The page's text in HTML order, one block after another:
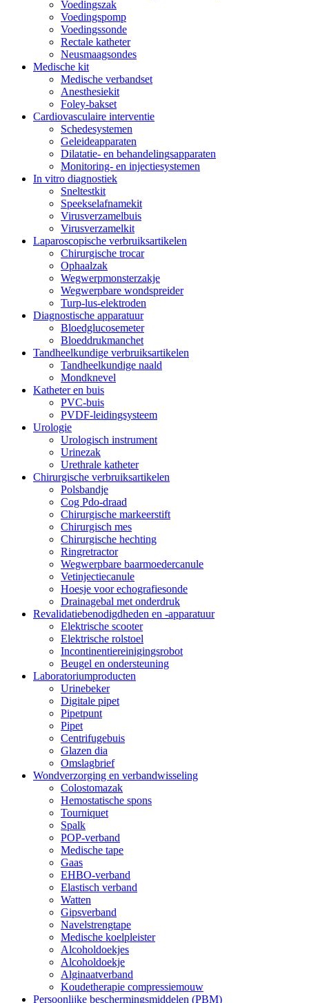
Voedingszak
Voedingspomp
Voedingssonde
Rectale katheter
Neusmaagsondes
Medische kit
Medische verbandset
Anesthesiekit
Foley-bakset
Cardiovasculaire interventie
Schedesystemen
Geleideapparaten
Dilatatie- en behandelingsapparaten
Monitoring- en injectiesystemen
In vitro diagnostiek
Sneltestkit
Speekselafnamekit
Virusverzamelbuis
Virusverzamelkit
Laparoscopische verbruiksartikelen
Chirurgische trocar
Ophaalzak
Wegwerpmonsterzakje
Wegwerpbare wondspreider
Turp-lus-elektroden
Diagnostische apparatuur
Bloedglucosemeter
Bloeddrukmanchet
Tandheelkundige verbruiksartikelen
Tandheelkundige naald
Mondknevel
Katheter en buis
PVC-buis
PVDF-leidingsysteem
Urologie
Urologisch instrument
Urinezak
Urethrale katheter
Chirurgische verbruiksartikelen
Polsbandje
Cog Pdo-draad
Chirurgische markeerstift
Chirurgisch mes
Chirurgische hechting
Ringretractor
Wegwerpbare baarmoedercanule
Vetinjectiecanule
Hoesje voor echografiesonde
Drainagebal met onderdruk
Revalidatiebenodigdheden en -apparatuur
Elektrische scooter
Elektrische rolstoel
Incontinentiereinigingsrobot
Beugel en ondersteuning
Laboratoriumproducten
Urinebeker
Digitale pipet
Pipetpunt
Pipet
Centrifugebuis
Glazen dia
Omslagbrief
Wondverzorging en verbandwisseling
Colostomazak
Hemostatische spons
Tourniquet
Spalk
POP-verband
Medische tape
Gaas
EHBO-verband
Elastisch verband
Watten
Gipsverband
Navelstrengtape
Medische koelpleister
Alcoholdoekjes
Alcoholdoekje
Alginaatverband
Koudetherapie compressiemouw
Persoonlijke beschermingsmiddelen (PBM)